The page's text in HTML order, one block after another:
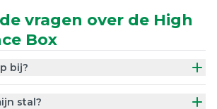
vragen over de High
Box
bij?
stal?